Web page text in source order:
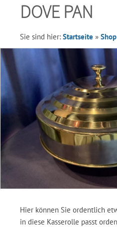
DOVE PAN
Sie sind hier: Startseite » Shop
Hier können Sie ordentlich
in diese Kasserolle passt